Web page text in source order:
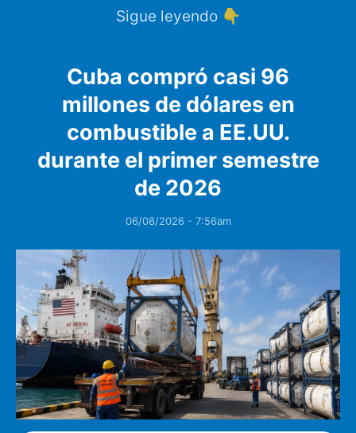
Sigue leyendo 👇